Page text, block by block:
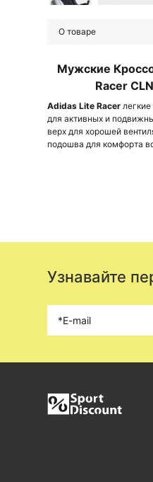
О товаре
Мужские
Racer
Adidas Lite Racer
для активных и
верх для хорошей
подошва для комфорта
Узнавайте